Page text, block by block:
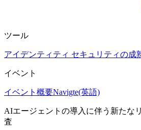
ツール
アイデンティティ セキュリティの成
イベント
イベント概要Navigte(英語)
AIエージェントの導入に伴う新たな
査